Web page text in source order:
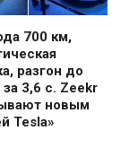
700 км,
разгон до
за 3,6 с. Zeekr
новым
Tesla»